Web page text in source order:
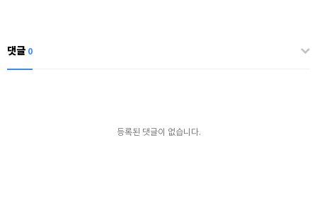
댓글 0
등록된 댓글이 없습니다.